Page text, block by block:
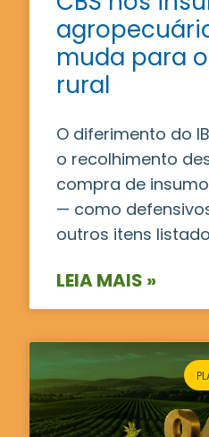
muda para
rural
O diferimento do
o recolhimento
compra de
— como
outros itens
LEIA MAIS »